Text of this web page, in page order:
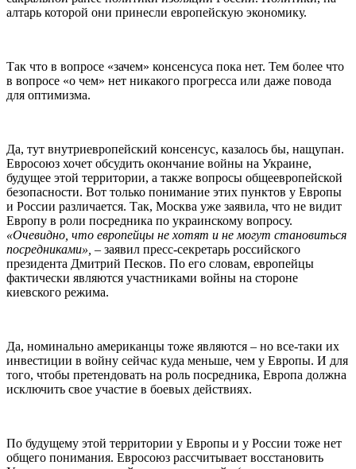
алтарь которой они принесли европейскую экономику.
Так что в вопросе «зачем» консенсуса пока нет. Тем более что
в вопросе «о чем» нет никакого прогресса или даже повода
для оптимизма.
Да, тут внутриевропейский консенсус, казалось бы, нащупан.
Евросоюз хочет обсудить окончание войны на Украине,
будущее этой территории, а также вопросы общеевропейской
безопасности. Вот только понимание этих пунктов у Европы
и России различается. Так, Москва уже заявила, что не видит
Европу в роли посредника по украинскому вопросу.
«Очевидно, что европейцы не хотят и не могут становиться
посредниками», – заявил пресс-секретарь российского
президента Дмитрий Песков. По его словам, европейцы
фактически являются участниками войны на стороне
киевского режима.
Да, номинально американцы тоже являются – но все-таки их
инвестиции в войну сейчас куда меньше, чем у Европы. И для
того, чтобы претендовать на роль посредника, Европа должна
исключить свое участие в боевых действиях.
По будущему этой территории у Европы и у России тоже нет
общего понимания. Евросоюз рассчитывает восстановить